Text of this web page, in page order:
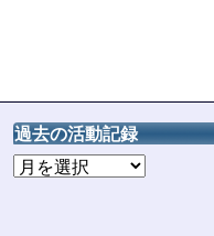
過去の活動記録